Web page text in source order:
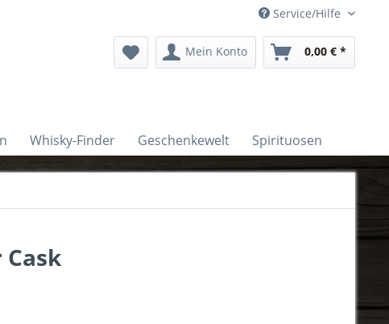
Service/Hilfe
Mein Konto 0,00 € *
Whisky-Finder Geschenkewelt Spirituosen